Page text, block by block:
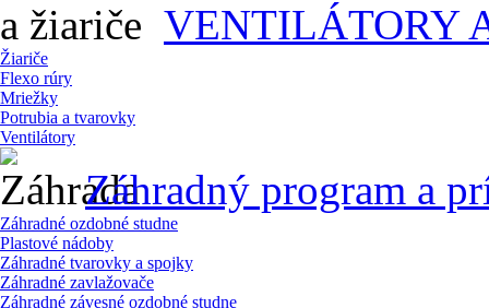
VENTILÁTORY
Žiariče
Flexo rúry
Mriežky
Potrubia a tvarovky
Ventilátory
Záhradný program a
Záhradné ozdobné studne
Plastové nádoby
Záhradné tvarovky a spojky
Záhradné zavlažovače
Záhradné závesné ozdobné studne